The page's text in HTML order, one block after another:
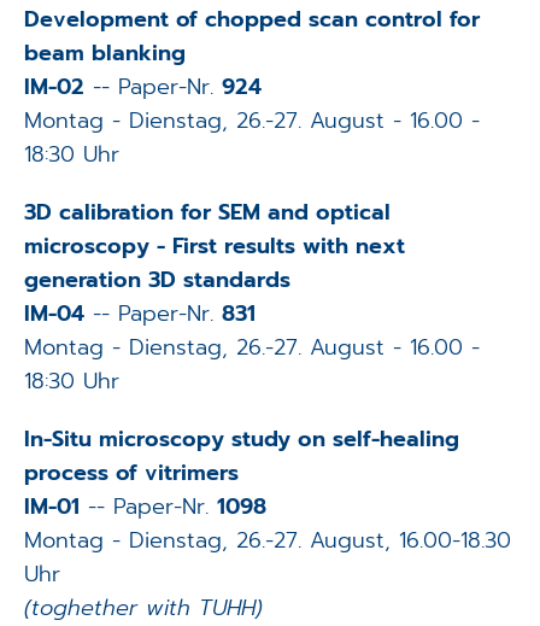
Development of chopped scan control for
beam blanking
IM-02 -- Paper-Nr. 924
Montag - Dienstag, 26.-27. August - 16.00 -
18:30 Uhr
3D calibration for SEM and optical
microscopy - First results with next
generation 3D standards
IM-04-- Paper-Nr. 831
Montag - Dienstag, 26.-27. August - 16.00 -
18:30 Uhr
In-Situ microscopy study on self-healing
process of vitrimers
IM-01 -- Paper-Nr. 1098
Montag - Dienstag, 26.-27. August, 16.00-18.30
Uhr
(toghether with TUHH)